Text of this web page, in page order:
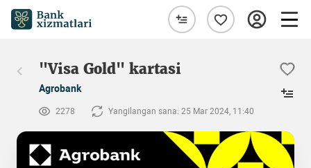
"Visa Gold" kartasi
Agrobank
2278 Yangilangan sana: 25 Mar 2024, 11:40